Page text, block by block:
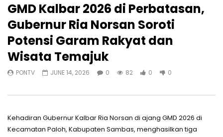
GMD Kalbar 2026 di Perbatasan,
Gubernur Ria Norsan Soroti
Potensi Garam Rakyat dan
Wisata Temajuk
PONTV JUNE 14, 2026 0 82 0 0
Kehadiran Gubernur Kalbar Ria Norsan di ajang GMD 2026 di
Kecamatan Paloh, Kabupaten Sambas, menghasilkan tiga